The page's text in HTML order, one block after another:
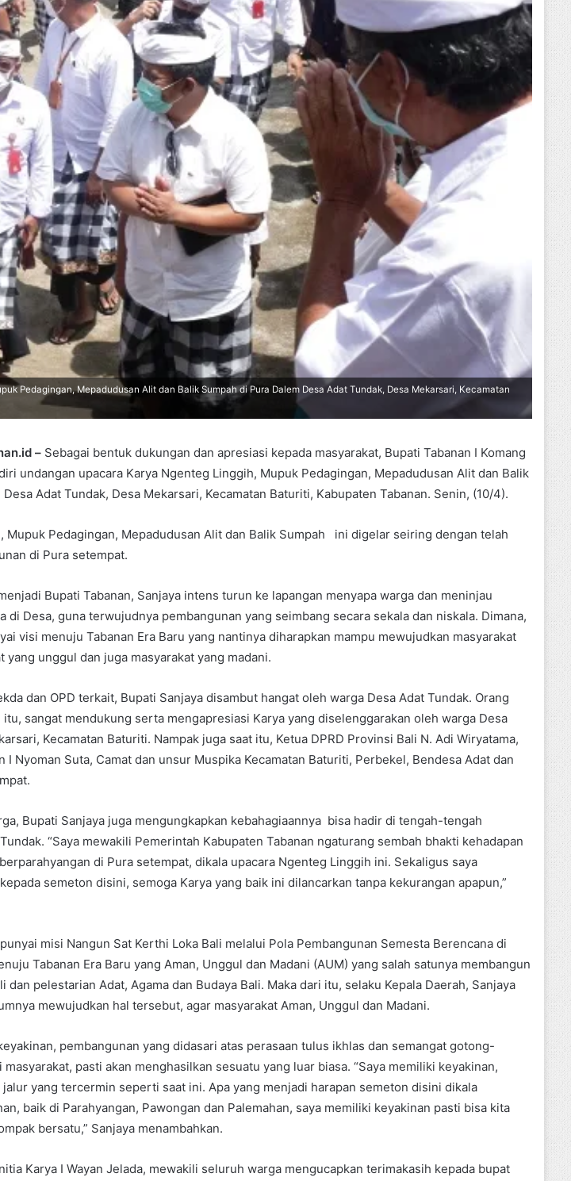
Pedagingan, Mepadudusan Alit dan Balik Sumpah di Pura Dalem Desa Adat Tundak, Desa Mekarsari, Kecamatan
– Sebagai bentuk dukungan dan apresiasi kepada masyarakat, Bupati Tabanan I Komang
undangan upacara Karya Ngenteg Linggih, Mupuk Pedagingan, Mepadudusan Alit dan Balik
Adat Tundak, Desa Mekarsari, Kecamatan Baturiti, Kabupaten Tabanan. Senin, (10/4).
Mupuk Pedagingan, Mepadudusan Alit dan Balik Sumpah ini digelar seiring dengan telah
di Pura setempat.
Bupati Tabanan, Sanjaya intens turun ke lapangan menyapa warga dan meninjau
di Desa, guna terwujudnya pembangunan yang seimbang secara sekala dan niskala. Dimana,
visi menuju Tabanan Era Baru yang nantinya diharapkan mampu mewujudkan masyarakat
yang unggul dan juga masyarakat yang madani.
dan OPD terkait, Bupati Sanjaya disambut hangat oleh warga Desa Adat Tundak. Orang
itu, sangat mendukung serta mengapresiasi Karya yang diselenggarakan oleh warga Desa
Kecamatan Baturiti. Nampak juga saat itu, Ketua DPRD Provinsi Bali N. Adi Wiryatama,
I Nyoman Suta, Camat dan unsur Muspika Kecamatan Baturiti, Perbekel, Bendesa Adat dan
Bupati Sanjaya juga mengungkapkan kebahagiaannya bisa hadir di tengah-tengah
“Saya mewakili Pemerintah Kabupaten Tabanan ngaturang sembah bhakti kehadapan
di Pura setempat, dikala upacara Ngenteg Linggih ini. Sekaligus saya
semeton disini, semoga Karya yang baik ini dilancarkan tanpa kekurangan apapun,”
misi Nangun Sat Kerthi Loka Bali melalui Pola Pembangunan Semesta Berencana di
Tabanan Era Baru yang Aman, Unggul dan Madani (AUM) yang salah satunya membangun
dan pelestarian Adat, Agama dan Budaya Bali. Maka dari itu, selaku Kepala Daerah, Sanjaya
mewujudkan hal tersebut, agar masyarakat Aman, Unggul dan Madani.
pembangunan yang didasari atas perasaan tulus ikhlas dan semangat gotong-
pasti akan menghasilkan sesuatu yang luar biasa. “Saya memiliki keyakinan,
yang tercermin seperti saat ini. Apa yang menjadi harapan semeton disini dikala
baik di Parahyangan, Pawongan dan Palemahan, saya memiliki keyakinan pasti bisa kita
bersatu,” Sanjaya menambahkan.
Karya I Wayan Jelada, mewakili seluruh warga mengucapkan terimakasih kepada bupat